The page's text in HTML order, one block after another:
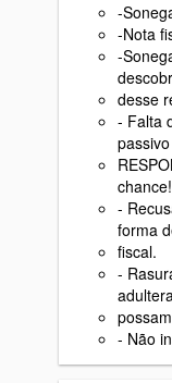
-
-Nota
-
desse
- Falta
-
forma
fiscal.
-
- Não